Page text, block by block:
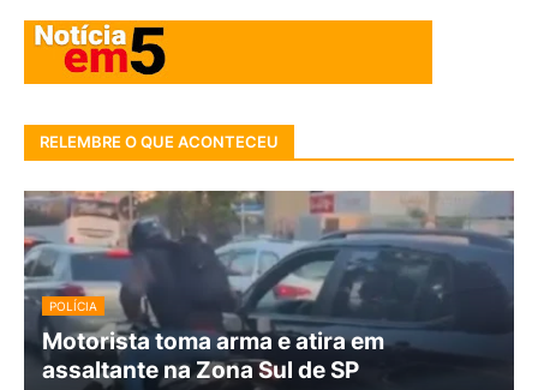
RELEMBRE O QUE ACONTECEU
POLÍCIA
Motorista toma arma e atira em
assaltante na Zona Sul de SP